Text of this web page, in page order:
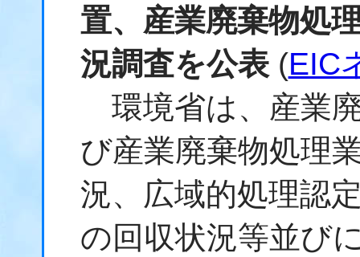
置、産業廃棄物処
況調査を公表(EIC
環境省は、産業
び産業廃棄物処理
況、広域的処理認
の回収状況等並び